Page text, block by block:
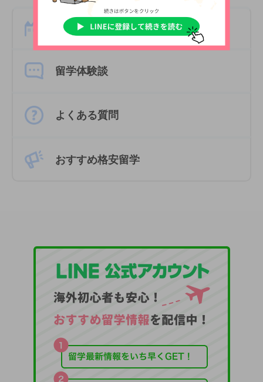
留学エージェントの選び方
留学体験談
よくある質問
おすすめ格安留学